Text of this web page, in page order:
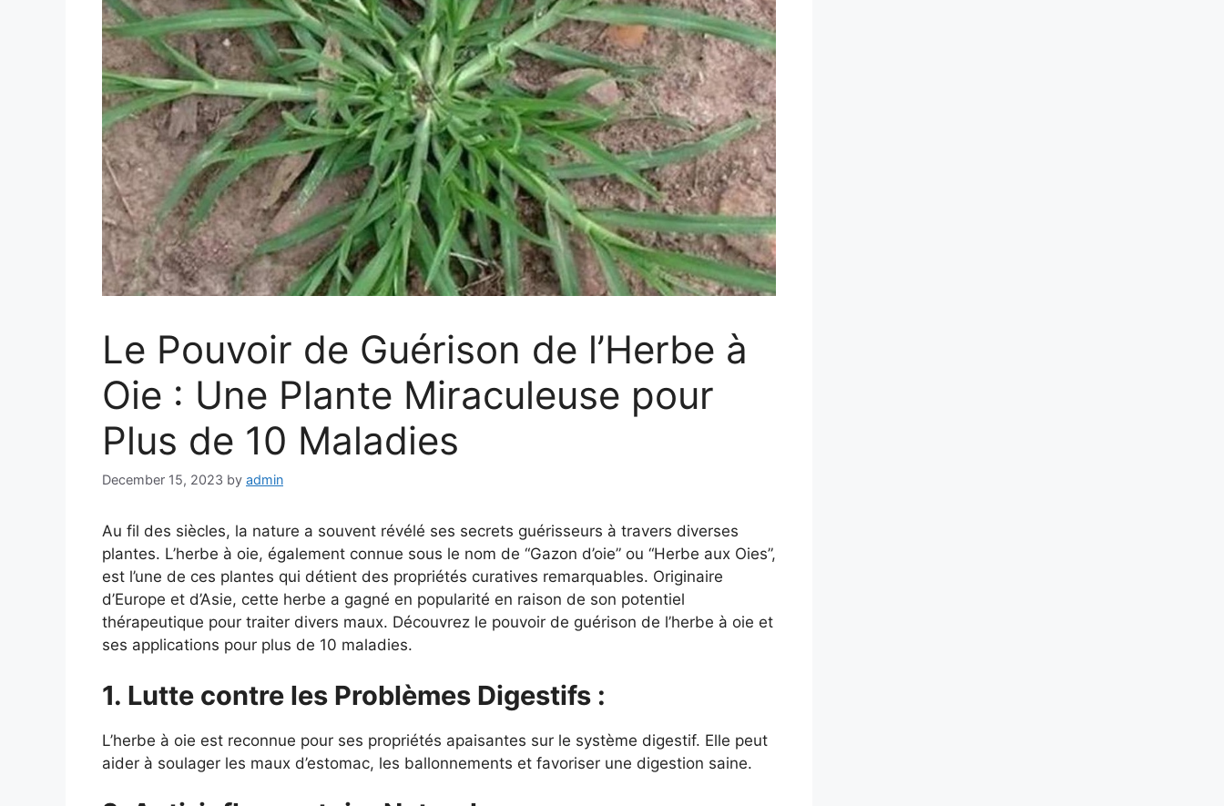
Le Pouvoir de Guérison de l’Herbe à
Oie : Une Plante Miraculeuse pour
Plus de 10 Maladies
December 15, 2023 by admin
Au fil des siècles, la nature a souvent révélé ses secrets guérisseurs à travers diverses
plantes. L’herbe à oie, également connue sous le nom de “Gazon d’oie” ou “Herbe aux Oies”,
est l’une de ces plantes qui détient des propriétés curatives remarquables. Originaire
d’Europe et d’Asie, cette herbe a gagné en popularité en raison de son potentiel
thérapeutique pour traiter divers maux. Découvrez le pouvoir de guérison de l’herbe à oie et
ses applications pour plus de 10 maladies.
1. Lutte contre les Problèmes Digestifs :
L’herbe à oie est reconnue pour ses propriétés apaisantes sur le système digestif. Elle peut
aider à soulager les maux d’estomac, les ballonnements et favoriser une digestion saine.